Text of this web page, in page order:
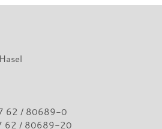
62 / 80689-0
62 / 80689-20